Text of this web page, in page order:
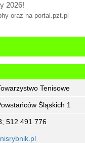
2026!
oraz na portal.pzt.pl
Tenisowe
Śląskich 1
512 491 776